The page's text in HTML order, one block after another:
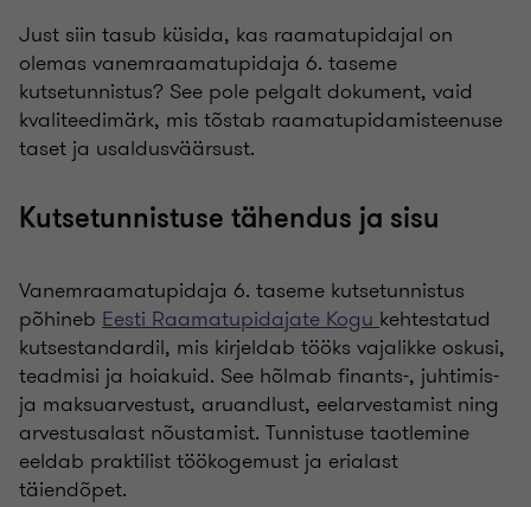
Just siin tasub küsida, kas raamatupidajal on
olemas vanemraamatupidaja 6. taseme
kutsetunnistus? See pole pelgalt dokument, vaid
kvaliteedimärk, mis tõstab raamatupidamisteenuse
taset ja usaldusväärsust.
Kutsetunnistuse tähendus ja sisu
Vanemraamatupidaja 6. taseme kutsetunnistus
põhineb Eesti Raamatupidajate Kogu kehtestatud
kutsestandardil, mis kirjeldab tööks vajalikke oskusi,
teadmisi ja hoiakuid. See hõlmab finants-, juhtimis-
ja maksuarvestust, aruandlust, eelarvestamist ning
arvestusalast nõustamist. Tunnistuse taotlemine
eeldab praktilist töökogemust ja erialast
täiendõpet.